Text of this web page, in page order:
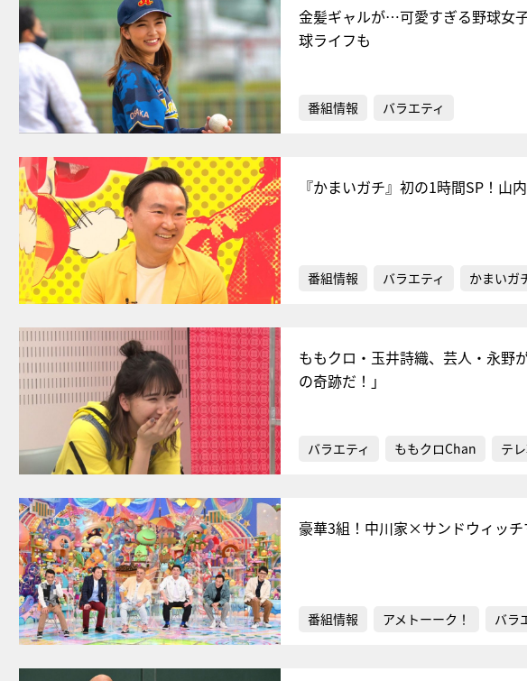
金髪ギャルが…可愛すぎる野球女
球ライフも
番組情報 バラエティ
『かまいガチ』初の1時間SP！山
番組情報 バラエティ かまいガ
ももクロ・玉井詩織、芸人・永野
の奇跡だ！」
バラエティ ももクロChan テ
豪華3組！中川家×サンドウィッ
番組情報 アメトーーク！ バラ